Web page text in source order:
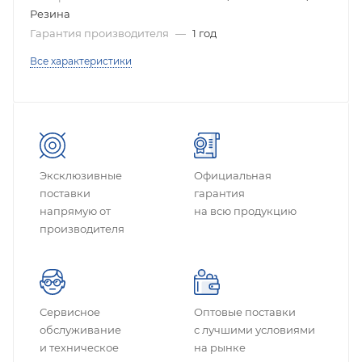
Резина
Гарантия производителя — 1 год
Все характеристики
Эксклюзивные
поставки
напрямую от
производителя
Официальная
гарантия
на всю продукцию
Сервисное
обслуживание
и техническое
Оптовые поставки
с лучшими условиями
на рынке